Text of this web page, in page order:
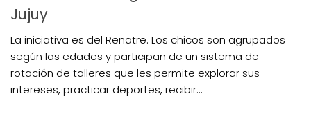
Jujuy
La iniciativa es del Renatre. Los chicos son agrupados
según las edades y participan de un sistema de
rotación de talleres que les permite explorar sus
intereses, practicar deportes, recibir...